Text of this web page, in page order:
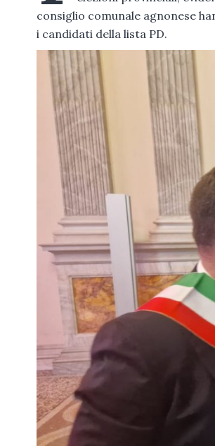
consiglio comunale agnonese
i candidati della lista PD.